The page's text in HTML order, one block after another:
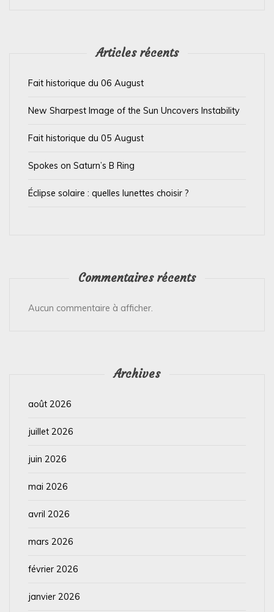
Articles récents
Fait historique du 06 August
New Sharpest Image of the Sun Uncovers Instability
Fait historique du 05 August
Spokes on Saturn’s B Ring
Éclipse solaire : quelles lunettes choisir ?
Commentaires récents
Aucun commentaire à afficher.
Archives
août 2026
juillet 2026
juin 2026
mai 2026
avril 2026
mars 2026
février 2026
janvier 2026